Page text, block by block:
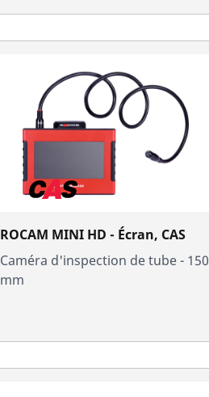
ROCAM MINI HD - Écran, CAS
Caméra d'inspection de tube - 150
mm